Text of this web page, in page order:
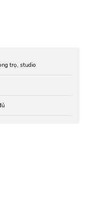
trọ, studio